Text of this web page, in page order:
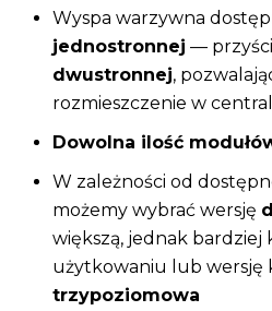
Wyspa warzywna
jednostronnej —
dwustronnej,
rozmieszczenie w
Dowolna ilość
W zależności od
możemy wybrać wersję
większą, jednak
użytkowaniu lub
trzypoziomowa